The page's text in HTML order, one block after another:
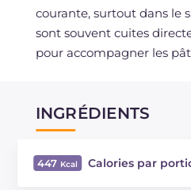
courante, surtout dans le
sont souvent cuites
pour accompagner les
INGRÉDIENTS
447 Calories par